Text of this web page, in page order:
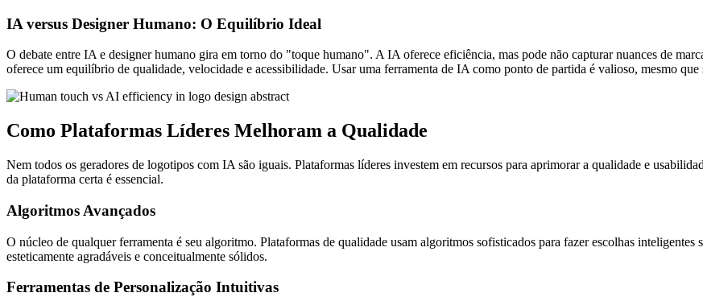
IA versus Designer Humano: O Equilíbrio Ideal
O debate entre IA e designer humano gira em torno do "toque humano". A IA oferece eficiência, mas pode não capturar nuances de
oferece um equilíbrio de qualidade, velocidade e acessibilidade. Usar uma ferramenta de IA como ponto de partida é valioso, mesmo
Como Plataformas Líderes Melhoram a Qualidade
Nem todos os geradores de logotipos com IA são iguais. Plataformas líderes investem em recursos para aprimorar a qualidade e
da plataforma certa é essencial.
Algoritmos Avançados
O núcleo de qualquer ferramenta é seu algoritmo. Plataformas de qualidade usam algoritmos sofisticados para fazer escolhas inteligentes
esteticamente agradáveis e conceitualmente sólidos.
Ferramentas de Personalização Intuitivas